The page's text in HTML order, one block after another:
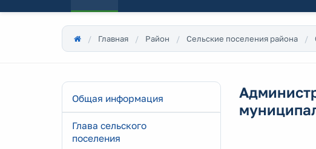
Главная Район Сельские поселения района
Общая информация
Глава сельского
поселения